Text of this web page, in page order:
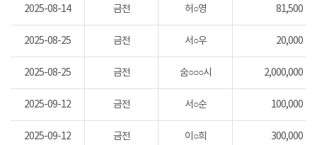
2025-08-14 금전 허○영 81,500
2025-08-25 금전 서○우 20,000
2025-08-25 금전 숨○○○시 2,000,000
2025-09-12 금전 서○순 100,000
2025-09-12 금전 이○희 300,000